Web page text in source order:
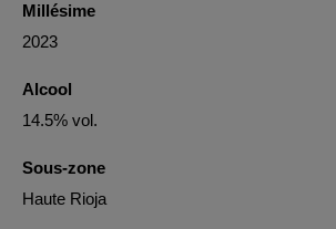
Millésime
2023
Alcool
14.5% vol.
Sous-zone
Haute Rioja